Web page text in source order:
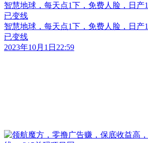
智慧地球，每天点1下，免费人脸，日产
已变线
智慧地球，每天点1下，免费人脸，日产
已变线
2023年10月1日22:59